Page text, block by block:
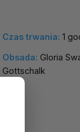
Czas trwania: 1
Obsada: Gloria
Gottschalk